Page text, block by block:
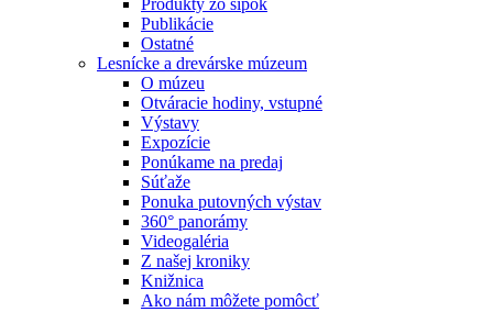
Publikácie
Ostatné
Lesnícke a drevárske múzeum
O múzeu
Otváracie hodiny, vstupné
Výstavy
Expozície
Ponúkame na predaj
Súťaže
Ponuka putovných výstav
360° panorámy
Videogaléria
Z našej kroniky
Knižnica
Ako nám môžete pomôcť